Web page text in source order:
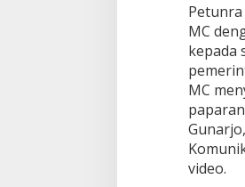
MC
kepada
MC
video.